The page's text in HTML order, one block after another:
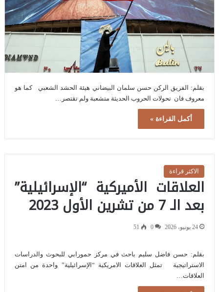
بقلم: الفريق الركن حسن سلمان البيضاني هيئة الحشد الشعبي كما هو
معروف فان تحولات الحروب الحديثة متشعبة ولم تقتصر…
أكمل القراءة »
الاكثر قراءة
العلاقات الأميركية “الإسرائيلية”
بعد الـ 7 من تشرين الأول 2023
24 يونيو، 2026 0
51
بقلم: حسن فاضل سليم باحث في مركز حمورابي للبحوث والدراسات
الاستراتيجية تمثل العلاقات الامريكية “الإسرائيلية” واحدة من امتن
العلاقات…